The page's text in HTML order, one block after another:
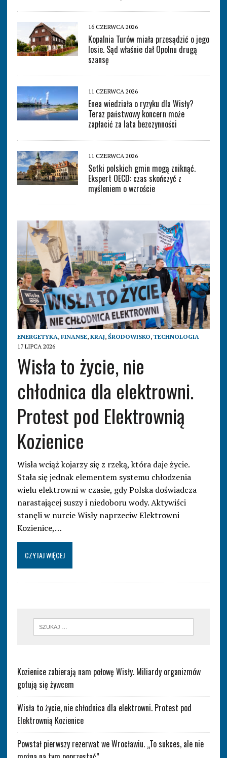
16 CZERWCA 2026
Kopalnia Turów miała przesądzić o jego
losie. Sąd właśnie dał Opolnu drugą
szansę
11 CZERWCA 2026
Enea wiedziała o ryzyku dla Wisły?
Teraz państwowy koncern może
zapłacić za lata bezczynności
11 CZERWCA 2026
Setki polskich gmin mogą zniknąć.
Ekspert OECD: czas skończyć z
myśleniem o wzroście
ENERGETYKA, FINANSE, KRAJ, ŚRODOWISKO, TECHNOLOGIA
17 LIPCA 2026
Wisła to życie, nie
chłodnica dla elektrowni.
Protest pod Elektrownią
Kozienice
Wisła wciąż kojarzy się z rzeką, która daje życie.
Stała się jednak elementem systemu chłodzenia
wielu elektrowni w czasie, gdy Polska doświadcza
narastającej suszy i niedoboru wody. Aktywiści
stanęli w nurcie Wisły naprzeciw Elektrowni
Kozienice,…
CZYTAJ WIĘCEJ
Kozienice zabierają nam połowę Wisły. Miliardy organizmów
gotują się żywcem
Wisła to życie, nie chłodnica dla elektrowni. Protest pod
Elektrownią Kozienice
Powstał pierwszy rezerwat we Wrocławiu. „To sukces, ale nie